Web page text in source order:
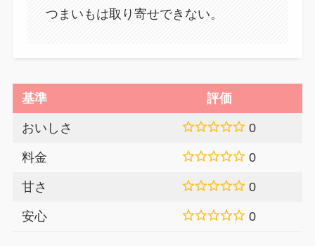
つまいもは取り寄せできない。
基準 評価
おいしさ 0
料金 0
甘さ 0
安心 0